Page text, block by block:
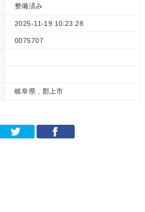
整備済み
2025-11-19 10:23:28
0075707
岐阜県 , 郡上市